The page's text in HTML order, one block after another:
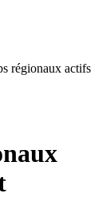
régionaux actifs